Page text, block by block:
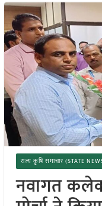
राज्य कृषि समाचार (STATE
नवागत